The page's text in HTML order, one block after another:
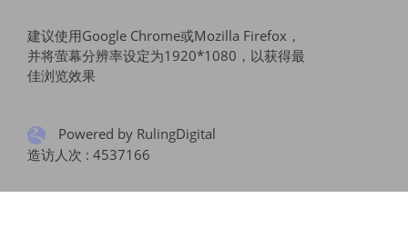
建议使用Google Chrome或Mozilla Firefox，
并将萤幕分辨率设定为1920*1080，以获得最
佳浏览效果
Powered by RulingDigital
造访人次 : 4537166